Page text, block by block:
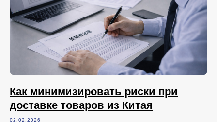
Как минимизировать риски при
доставке товаров из Китая
02.02.2026